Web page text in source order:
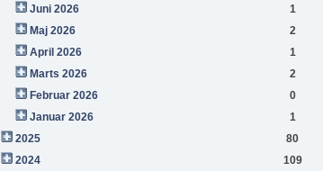
Juni 2026
1
Maj 2026
2
April 2026
1
Marts 2026
2
Februar 2026
0
Januar 2026
1
2025
80
2024
109